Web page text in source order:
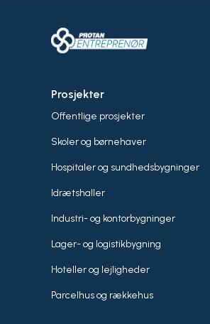
Prosjekter
Offentlige prosjekter
Skoler og børnehaver
Hospitaler og sundhedsbygninger
Idrætshaller
Industri- og kontorbygninger
Lager- og logistikbygning
Hoteller og lejligheder
Parcelhus og rækkehus